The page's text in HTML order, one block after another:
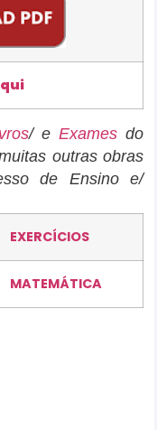
/ eExames do
outras obras
de Ensino e/
EXERCÍCIOS
MATEMÁTICA